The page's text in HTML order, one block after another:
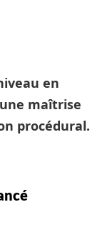
en
maîtrise
procédural.